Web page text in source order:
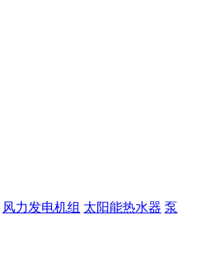
风力发电机组 太阳能热水器 泵